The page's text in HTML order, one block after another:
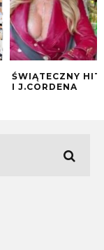
ŚWIĄTECZNY
I J.CORDENA